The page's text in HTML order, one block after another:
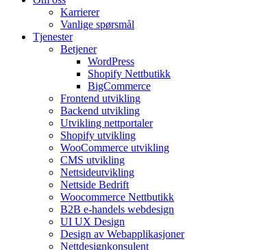
Karrierer
Vanlige spørsmål
Tjenester
Betjener
WordPress
Shopify Nettbutikk
BigCommerce
Frontend utvikling
Backend utvikling
Utvikling nettportaler
Shopify utvikling
WooCommerce utvikling
CMS utvikling
Nettsideutvikling
Nettside Bedrift
Woocommerce Nettbutikk
B2B e-handels webdesign
UI UX Design
Design av Webapplikasjoner
Nettdesignkonsulent